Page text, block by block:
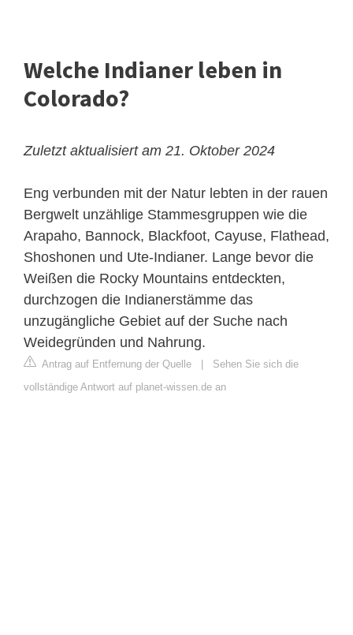
Welche Indianer leben in
Colorado?
Zuletzt aktualisiert am 21. Oktober 2024
Eng verbunden mit der Natur lebten in der rauen
Bergwelt unzählige Stammesgruppen wie die
Arapaho, Bannock, Blackfoot, Cayuse, Flathead,
Shoshonen und Ute-Indianer. Lange bevor die
Weißen die Rocky Mountains entdeckten,
durchzogen die Indianerstämme das
unzugängliche Gebiet auf der Suche nach
Weidegründen und Nahrung.
Antrag auf Entfernung der Quelle
Sehen Sie sich die
vollständige Antwort auf planet-wissen.de an